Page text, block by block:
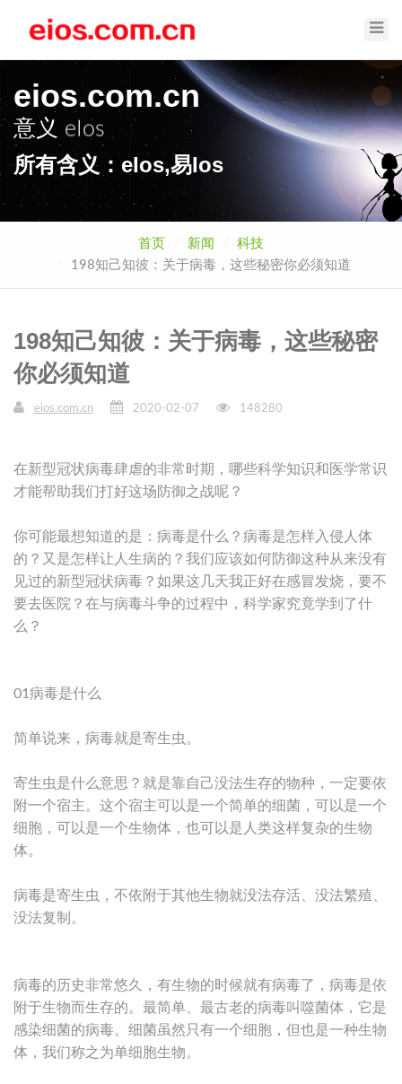
eios.com.cn
意义eIos
所有含义：eIos,易Ios
首页 新闻
科技
198知己知彼：关于病毒，这些秘密你必须知道
198知己知彼：关于病毒，这些秘密
你必须知道
eios.com.cn 2020-02-07 148280
在新型冠状病毒肆虐的非常时期，哪些科学知识和医学常识
才能帮助我们打好这场防御之战呢？
你可能最想知道的是：病毒是什么？病毒是怎样入侵人体
的？又是怎样让人生病的？我们应该如何防御这种从来没有
见过的新型冠状病毒？如果这几天我正好在感冒发烧，要不
要去医院？在与病毒斗争的过程中，科学家究竟学到了什
么？
01病毒是什么
简单说来，病毒就是寄生虫。
寄生虫是什么意思？就是靠自己没法生存的物种，一定要依
附一个宿主。这个宿主可以是一个简单的细菌，可以是一个
细胞，可以是一个生物体，也可以是人类这样复杂的生物
体。
病毒是寄生虫，不依附于其他生物就没法存活、没法繁殖、
没法复制。
病毒的历史非常悠久，有生物的时候就有病毒了，病毒是依
附于生物而生存的。最简单、最古老的病毒叫噬菌体，它是
感染细菌的病毒。细菌虽然只有一个细胞，但也是一种生物
体，我们称之为单细胞生物。